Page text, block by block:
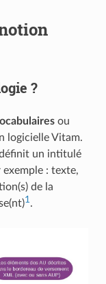
?
ou
logicielle Vitam.
définit un intitulé
: texte,
de la
1.